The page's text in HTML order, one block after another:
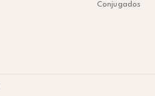
Conjugados